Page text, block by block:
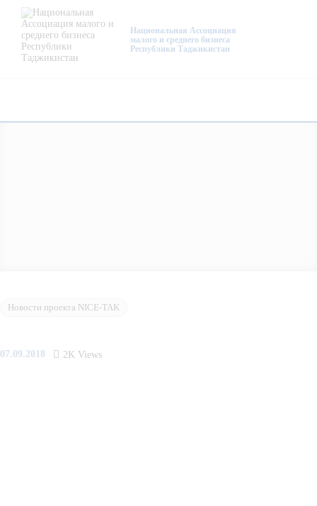
Национальная Ассоциация
малого и среднего бизнеса
Республики Таджикистан
О нас
Деятельность
Членство
Новости проекта NICE-TAK
07.09.2018 2K Views